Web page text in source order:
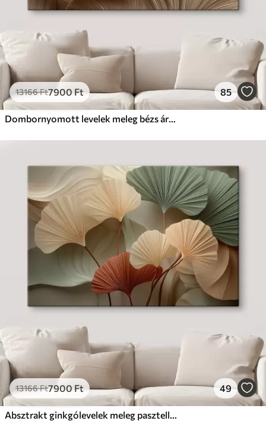
13166Ft7900 Ft 85
Dombornyomott levelek meleg bézs árnyalatokban
13166Ft7900Ft 49
Absztrakt ginkgólevelek meleg pasztell színekben